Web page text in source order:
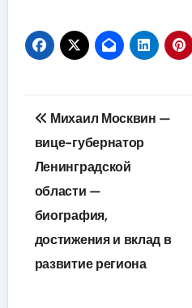
Навигация
по
записям
Михаил Москвин —
вице-губернатор
Ленинградской
области —
биография,
достижения и вклад в
развитие региона